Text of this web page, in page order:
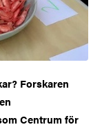
Forskaren
Centrum för